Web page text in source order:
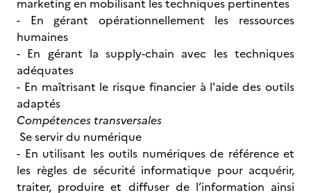
marketing en mobilisant les techniques pertinentes
- En gérant opérationnellement les ressources
humaines
- En gérant la supply-chain avec les techniques
adéquates
- En maîtrisant le risque financier à l'aide des outils
adaptés
Compétences transversales
Se servir du numérique
- En utilisant les outils numériques de référence et
les règles de sécurité informatique pour acquérir,
traiter, produire et diffuser de l’information ainsi